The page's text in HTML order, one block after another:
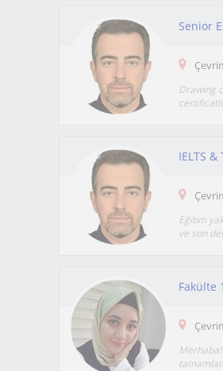
Drawing
Eğitim
ve son